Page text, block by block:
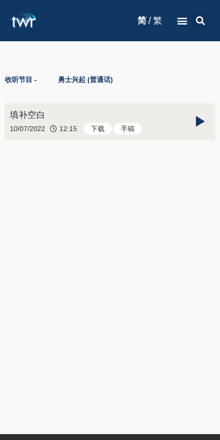
简 / 繁
收听节目 - 勇士兴起 (普通话)
填补空白
10/07/2022 12:15 下载 手稿